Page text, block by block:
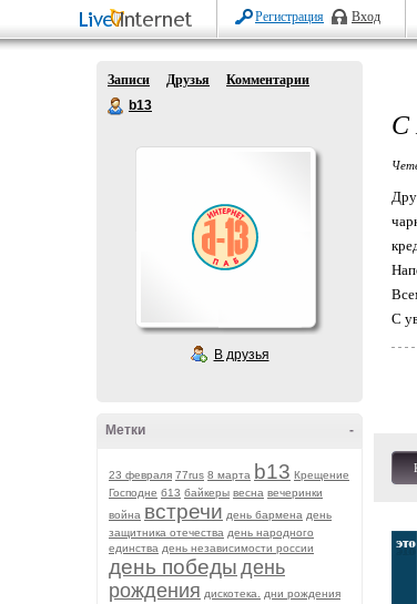
Регистрация Вход
Записи Друзья
Комментарии
b13
В друзья
-
Метки
23 февраля 77rus 8 марта b13 Крещение
Господне б13 байкеры весна вечеринки
война встречи день бармена день
защитника отечества день народного
единства день независимости россии
день победы день
рождения дискотека.
дни рождения
С
С